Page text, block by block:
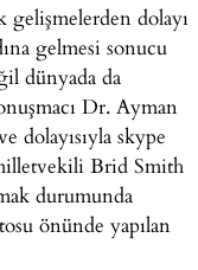
gelişmelerden dolayı
gelmesi sonucu
dünyada da
Dr. Ayman
dolayısıyla skype
Brid Smith
durumunda
önünde yapılan